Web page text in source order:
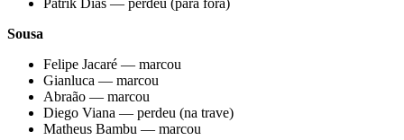
Patrik Dias — perdeu (para fora)
Sousa
Felipe Jacaré — marcou
Gianluca — marcou
Abraão — marcou
Diego Viana — perdeu (na trave)
Matheus Bambu — marcou